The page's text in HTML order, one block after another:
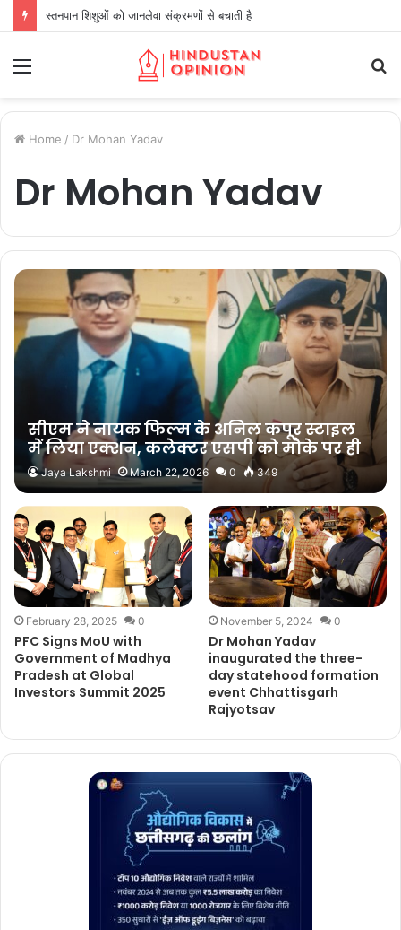
स्तनपान शिशुओं को जानलेवा संक्रमणों से बचाती है
Home / Dr Mohan Yadav
Dr Mohan Yadav
सीएम ने नायक फिल्म के अनिल कपूर स्टाइल
में लिया एक्शन, कलेक्टर एसपी को मौके पर ही
हटाया…
Jaya Lakshmi March 22, 2026 0 349
February 28, 2025 0
PFC Signs MoU with
Government of Madhya
Pradesh at Global
Investors Summit 2025
November 5, 2024 0
Dr Mohan Yadav
inaugurated the three-
day statehood formation
event Chhattisgarh
Rajyotsav